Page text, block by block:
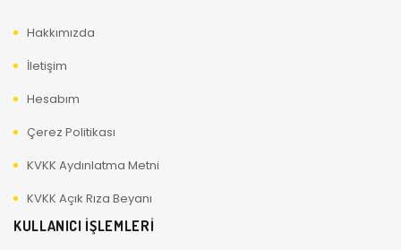
Hakkımızda
İletişim
Hesabım
Çerez Politikası
KVKK Aydınlatma Metni
KVKK Açık Rıza Beyanı
KULLANICI İŞLEMLERİ